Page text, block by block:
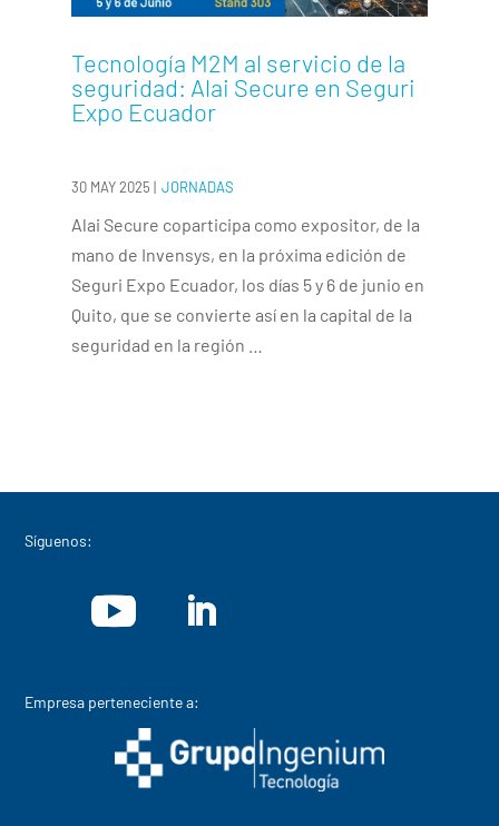
Tecnología M2M al servicio de la
seguridad: Alai Secure en Seguri
Expo Ecuador
30 MAY 2025 | JORNADAS
Alai Secure coparticipa como expositor, de la
mano de Invensys, en la próxima edición de
Seguri Expo Ecuador, los días 5 y 6 de junio en
Quito, que se convierte así en la capital de la
seguridad en la región …
Síguenos:
Empresa perteneciente a: